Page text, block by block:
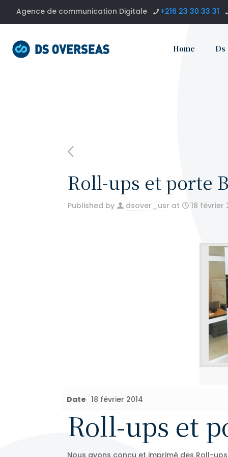
Agence de communication Digitale +216 23 30 33 31
Home Ds
Roll-ups et porte
Published by dsover_usr at 18 février
Date 18 février 2014
Roll-ups et
Nous avons conçu et imprimé des Roll-